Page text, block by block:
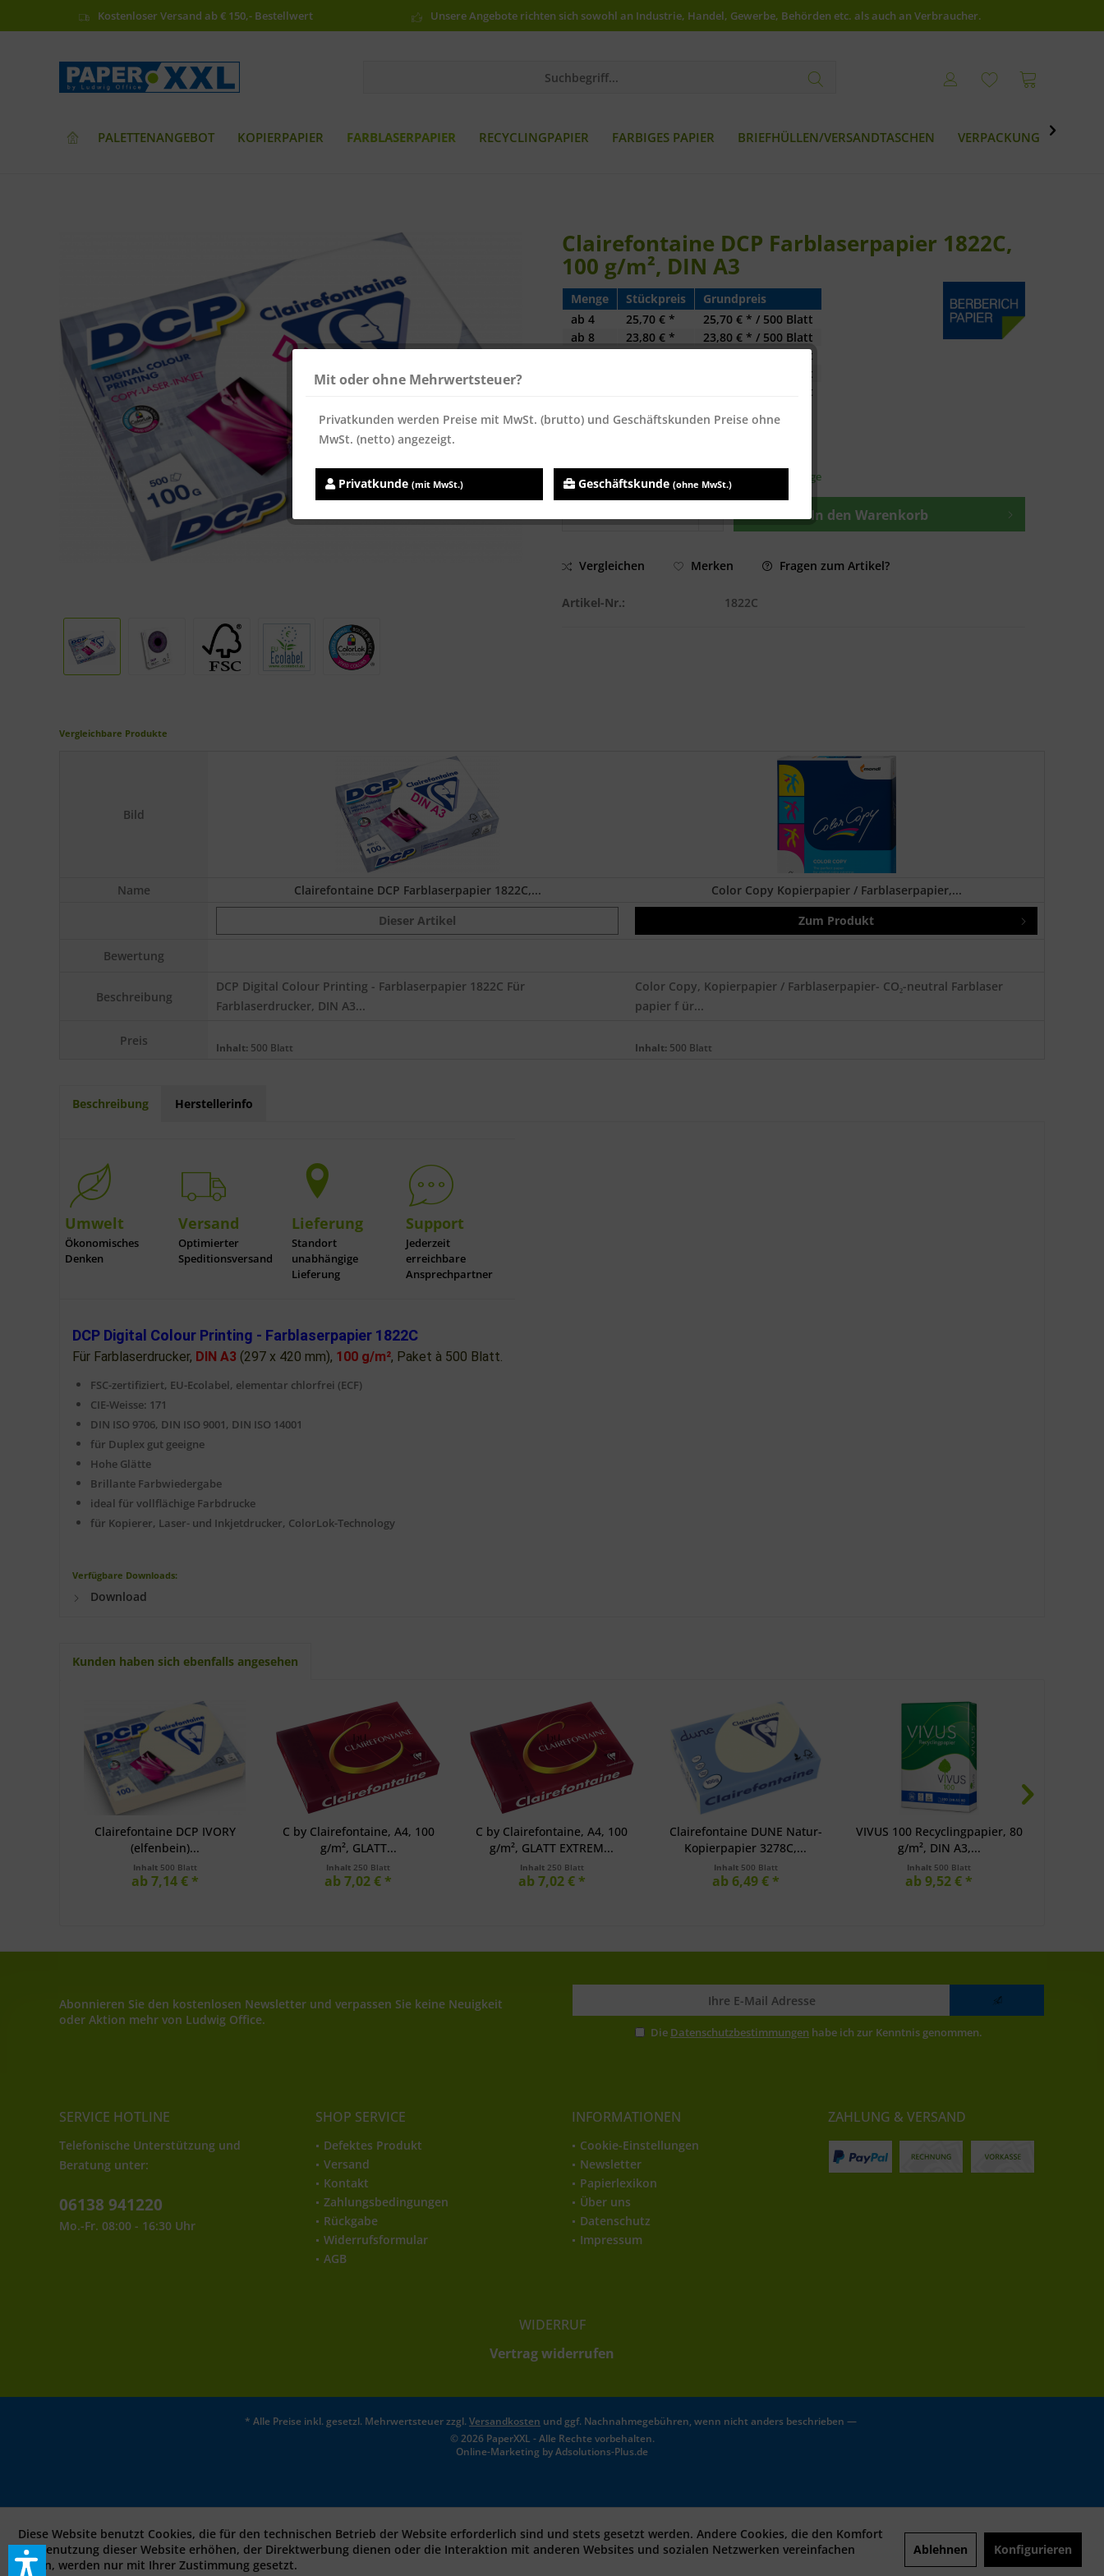
Kostenloser Versand ab € 150,- Bestellwert Unsere Angebote richten sich sowohl an Industrie, Handel, Gewerbe, Behörden etc. als auch an Verbraucher.
PALETTENANGEBOT KOPIERPAPIER FARBLASERPAPIER RECYCLINGPAPIER FARBIGES PAPIER BRIEFHÜLLEN/VERSANDTASCHEN VERPACKUNG 
Clairefontaine DCP Farblaserpapier 1822C,
100 g/m², DIN A3
Menge Stückpreis
Grundpreis
ab 4 25,70 € *
25,70 € * / 500 Blatt
ab 8 23,80 € *
23,80 € * / 500 Blatt
22,13 € * / 500 Blatt
19,87 € * / 500 Blatt
17,73 € * / 500 Blatt
Inhalt:500 Blatt
Sofort versandfertig, Lieferzeit ca. 1-3 Werktage
In den Warenkorb
Vergleichen Merken Fragen zum Artikel?
Artikel-Nr.: 1822C
Vergleichbare Produkte
Bild
Name Clairefontaine DCP Farblaserpapier 1822C,...
Color Copy Kopierpapier / Farblaserpapier,...
Dieser Artikel
Zum Produkt
Bewertung
Beschreibung
DCP Digital Colour Printing - Farblaserpapier 1822C Für
Farblaserdrucker, DIN A3...
Color Copy, Kopierpapier / Farblaserpapier- CO₂-neutral Farblaser
papier f ür...
Preis Inhalt: 500 Blatt Inhalt: 500 Blatt
Beschreibung Herstellerinfo
Umwelt
Ökonomisches
Denken
Versand
Optimierter
Speditionsversand
Lieferung
Standort
unabhängige
Lieferung
Support
Jederzeit
erreichbare
Ansprechpartner
DCP Digital Colour Printing - Farblaserpapier 1822C
Für Farblaserdrucker, DIN A3 (297 x 420 mm), 100 g/m², Paket à 500 Blatt.
FSC-zertifiziert, EU-Ecolabel, elementar chlorfrei (ECF)
CIE-Weisse: 171
DIN ISO 9706, DIN ISO 9001, DIN ISO 14001
für Duplex gut geeigne
Hohe Glätte
Brillante Farbwiedergabe
ideal für vollflächige Farbdrucke
für Kopierer, Laser- und Inkjetdrucker, ColorLok-Technology
Verfügbare Downloads:
Download
Kunden haben sich ebenfalls angesehen
Clairefontaine DCP IVORY
(elfenbein)...
Inhalt 500 Blatt
ab 7,14 € *
C by Clairefontaine, A4, 100
g/m², GLATT...
Inhalt 250 Blatt
ab 7,02 € *
C by Clairefontaine, A4, 100
g/m², GLATT EXTREM...
Inhalt 250 Blatt
ab 7,02 € *
Clairefontaine DUNE Natur-
Kopierpapier 3278C,...
Inhalt 500 Blatt
ab 6,49 € *
VIVUS 100 Recyclingpapier, 80
g/m², DIN A3,...
Inhalt 500 Blatt
ab 9,52 € *
Abonnieren Sie den kostenlosen Newsletter und verpassen Sie keine Neuigkeit
oder Aktion mehr von Ludwig Office.
Die Datenschutzbestimmungen habe ich zur Kenntnis genommen.
SERVICE HOTLINE
Telefonische Unterstützung und
Beratung unter:
06138 941220
Mo.-Fr. 08:00 - 16:30 Uhr
SHOP SERVICE
Defektes Produkt
Versand
Kontakt
Zahlungsbedingungen
Rückgabe
Widerrufsformular
AGB
INFORMATIONEN
Cookie-Einstellungen
Newsletter
Papierlexikon
Über uns
Datenschutz
Impressum
ZAHLUNG & VERSAND
WIDERRUF
Vertrag widerrufen
* Alle Preise inkl. gesetzl. Mehrwertsteuer zzgl.Versandkosten und ggf. Nachnahmegebühren, wenn nicht anders beschrieben —
© 2026 PaperXXL - Alle Rechte vorbehalten.
Online-Marketing byAdsolutions-Plus.de
Diese Website benutzt Cookies, die für den technischen Betrieb der Website erforderlich sind und stets gesetzt werden. Andere Cookies, die den Komfort
bei Benutzung dieser Website erhöhen, der Direktwerbung dienen oder die Interaktion mit anderen Websites und sozialen Netzwerken vereinfachen
sollen, werden nur mit Ihrer Zustimmung gesetzt.
Ablehnen Konfigurieren
Mit oder ohne Mehrwertsteuer?
Privatkunden werden Preise mit MwSt. (brutto) und Geschäftskunden Preise ohne
MwSt. (netto) angezeigt.
Privatkunde (mit MwSt.) Geschäftskunde (ohne MwSt.)